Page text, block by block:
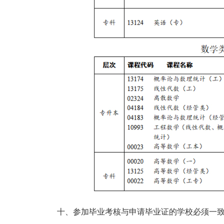
十、参加毕业考核与申请毕业证的学校必须一